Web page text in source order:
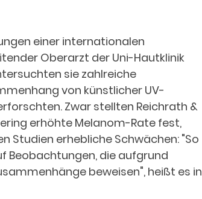
einer internationalen
Oberarzt der Uni-Hautklinik
sie zahlreiche
von künstlicher UV-
Zwar stellten Reichrath &
erhöhte Melanom-Rate fest,
Studien erhebliche Schwächen: "So
Beobachtungen, die aufgrund
beweisen", heißt es in